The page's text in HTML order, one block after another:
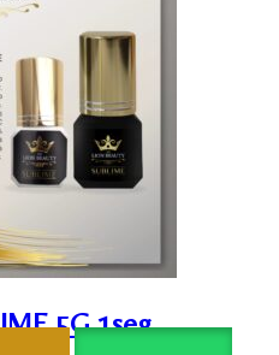
5G 1seg